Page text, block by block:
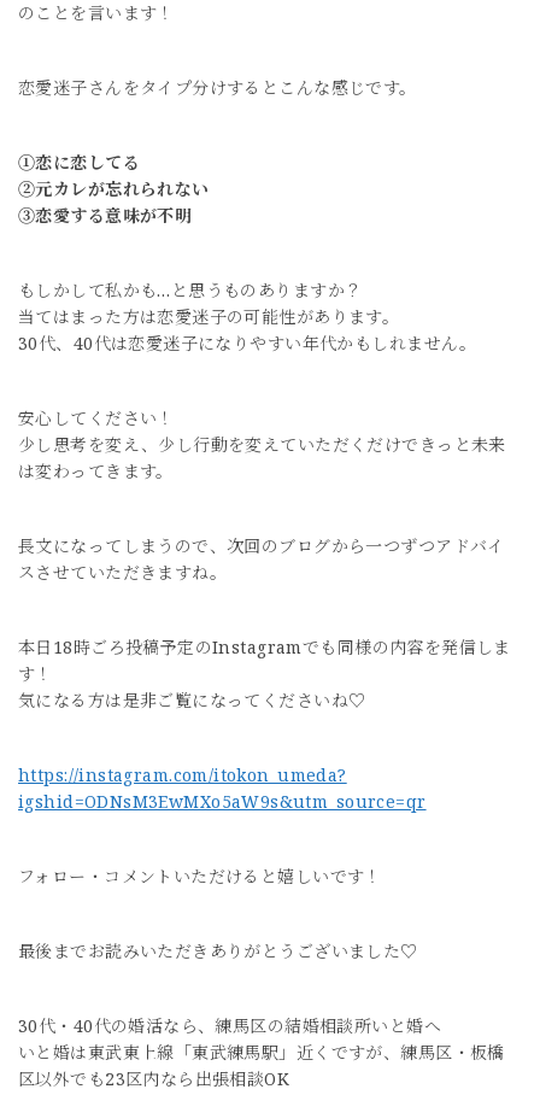
のことを言います！
恋愛迷子さんをタイプ分けするとこんな感じです。
①恋に恋してる
②元カレが忘れられない
③恋愛する意味が不明
もしかして私かも…と思うものありますか？
当てはまった方は恋愛迷子の可能性があります。
30代、40代は恋愛迷子になりやすい年代かもしれません。
安心してください！
少し思考を変え、少し行動を変えていただくだけできっと未来
は変わってきます。
長文になってしまうので、次回のブログから一つずつアドバイ
スさせていただきますね。
本日18時ごろ投稿予定のInstagramでも同様の内容を発信しま
す！
気になる方は是非ご覧になってくださいね♡
https://instagram.com/itokon_umeda?
igshid=ODNsM3EwMXo5aW9s&utm_source=qr
フォロー・コメントいただけると嬉しいです！
最後までお読みいただきありがとうございました♡
30代・40代の婚活なら、練馬区の結婚相談所いと婚へ
いと婚は東武東上線「東武練馬駅」近くですが、練馬区・板橋
区以外でも23区内なら出張相談OK